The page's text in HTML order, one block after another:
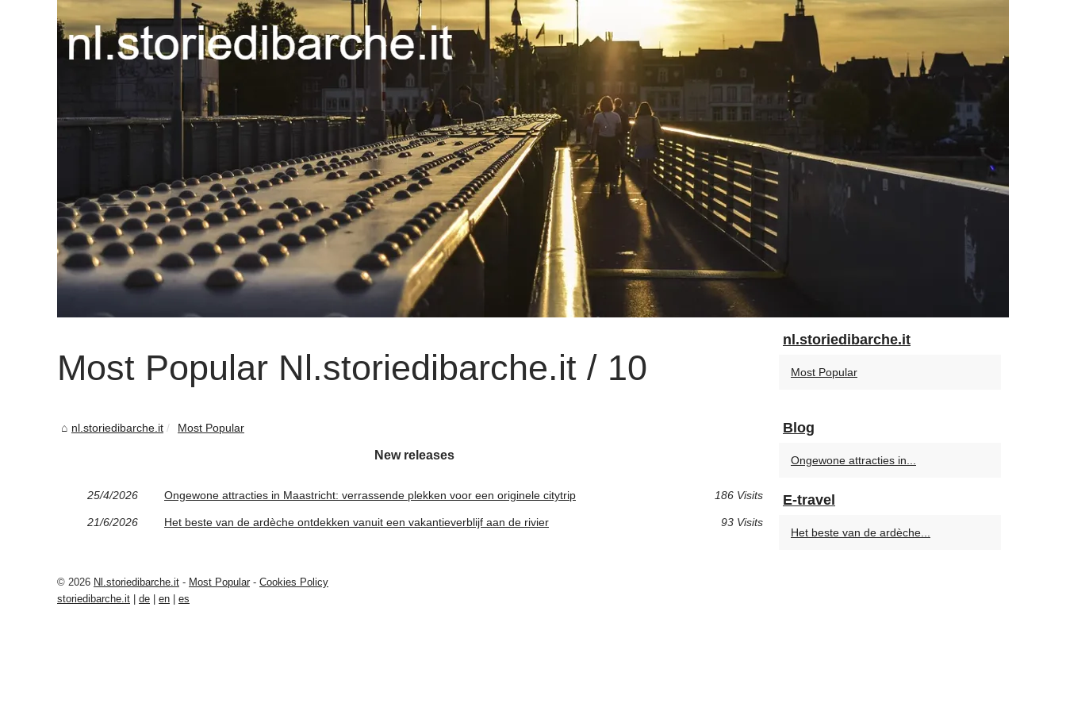
Most Popular Nl.storiedibarche.it / 10
nl.storiedibarche.it Most Popular
New releases
25/4/2026 Ongewone attracties in Maastricht: verrassende plekken voor een originele citytrip 186 Visits
21/6/2026 Het beste van de ardèche ontdekken vanuit een vakantieverblijf aan de rivier 93 Visits
nl.storiedibarche.it
Most Popular
Blog
Ongewone attracties in...
E-travel
Het beste van de ardèche...
© 2026 Nl.storiedibarche.it - Most Popular - Cookies Policy
storiedibarche.it
de en es